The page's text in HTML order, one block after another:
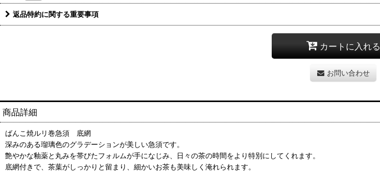
返品特約に関する重要事項
カートに入れる
お問い合わせ
商品詳細
ばんこ焼ルリ巻急須 底網
深みのある瑠璃色のグラデーションが美しい急須です。
艶やかな釉薬と丸みを帯びたフォルムが手になじみ、日々の茶の時間をより特別にしてくれます。
底網付きで、茶葉がしっかりと留まり、細かいお茶も美味しく淹れられます。